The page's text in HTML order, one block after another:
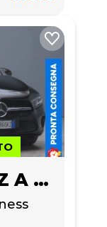
MERCEDES-BENZ A 250